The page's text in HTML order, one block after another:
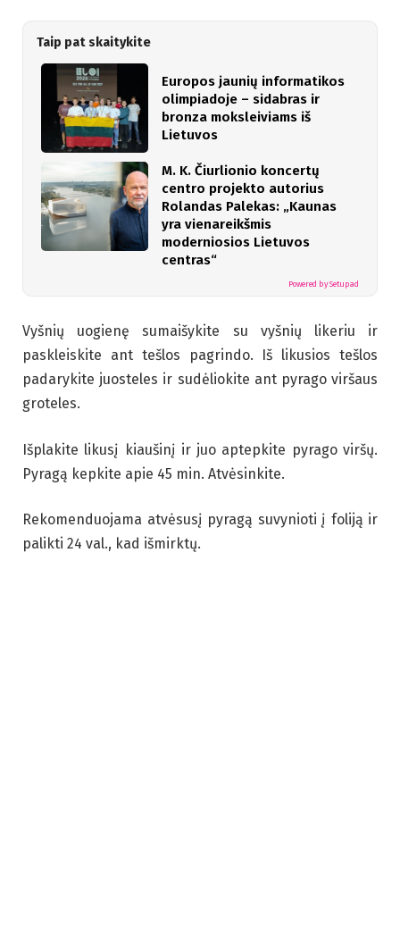
Taip pat skaitykite
Europos jaunių informatikos
olimpiadoje – sidabras ir
bronza moksleiviams iš
Lietuvos
M. K. Čiurlionio koncertų
centro projekto autorius
Rolandas Palekas: „Kaunas
yra vienareikšmis
moderniosios Lietuvos
centras“
Powered by Setupad
Vyšnių uogienę sumaišykite su vyšnių likeriu ir
paskleiskite ant tešlos pagrindo. Iš likusios tešlos
padarykite juosteles ir sudėliokite ant pyrago viršaus
groteles.
Išplakite likusį kiaušinį ir juo aptepkite pyrago viršų.
Pyragą kepkite apie 45 min. Atvėsinkite.
Rekomenduojama atvėsusį pyragą suvynioti į foliją ir
palikti 24 val., kad išmirktų.